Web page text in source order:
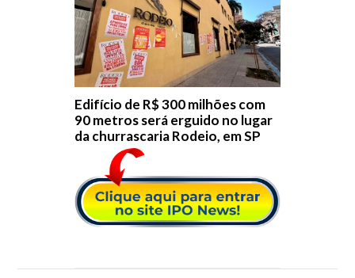
Edifício de R$ 300 milhões com
90 metros será erguido no lugar
da churrascaria Rodeio, em SP